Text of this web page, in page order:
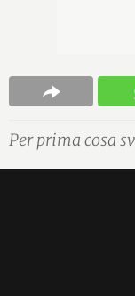
Per prima cosa